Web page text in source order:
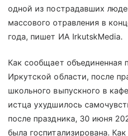
одной из пострадавших
массового отравления в
года, пишет ИА IrkutskMedia.
Как сообщает объединенная
Иркутской области, после
школьного выпускного в
истца ухудшилось
после праздника, 30 июня
была госпитализирована.